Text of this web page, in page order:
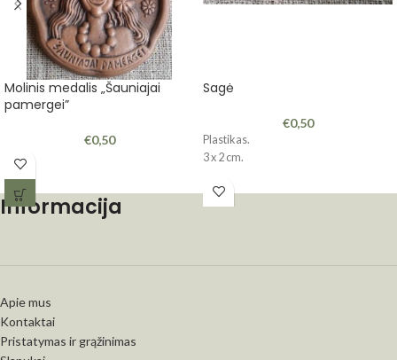
Molinis medalis „Šauniajai
pamergei”
€0,50
Sagė
€0,50
Plastikas.
3 x 2 cm.
Informacija
Apie mus
Kontaktai
Pristatymas ir grąžinimas